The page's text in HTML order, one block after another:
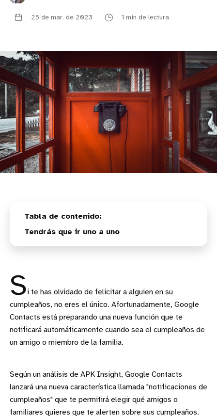
25 de mar. de 2023 1 min de lectura
Tendrás que ir uno a uno
Si te has olvidado de felicitar a alguien en su
cumpleaños, no eres el único. Afortunadamente, Google
Contacts está preparando una nueva función que te
notificará automáticamente cuando sea el cumpleaños de
un amigo o miembro de la familia.
Según un análisis de APK Insight, Google Contacts
lanzará una nueva característica llamada "notificaciones de
cumpleaños" que te permitirá elegir qué amigos o
familiares quieres que te alerten sobre sus cumpleaños.